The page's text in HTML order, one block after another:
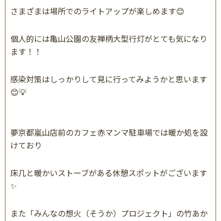
さまざまは場所でのライトアップが楽しめます😊
個人的には亀山公園の友禅柄大型行灯がとても気になり
ます！！
感染対策はしっかりして見に行ってみようかと思います
😊💡
夢京都嵐山店前のカフェ赤マンマ駐車場では暖か処を設
けており
床几と暖かいストーブがある休憩スポットがございます
✨
また「みんなの想火（そうか）プロジェクト」の竹あか